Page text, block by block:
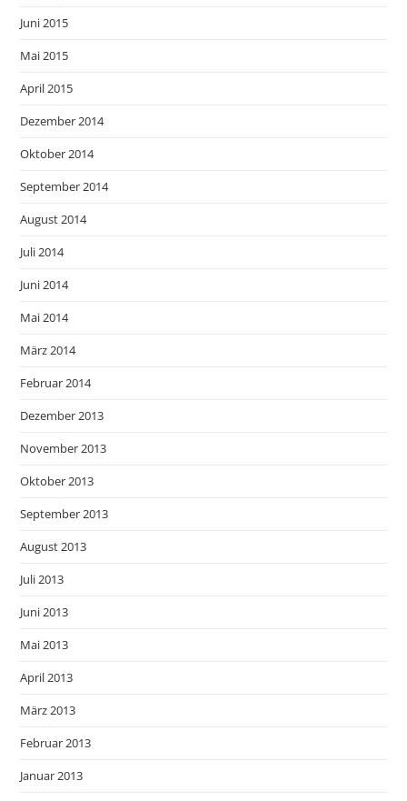
Juni 2015
Mai 2015
April 2015
Dezember 2014
Oktober 2014
September 2014
August 2014
Juli 2014
Juni 2014
Mai 2014
März 2014
Februar 2014
Dezember 2013
November 2013
Oktober 2013
September 2013
August 2013
Juli 2013
Juni 2013
Mai 2013
April 2013
März 2013
Februar 2013
Januar 2013